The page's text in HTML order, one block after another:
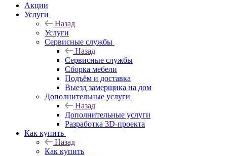
Акции
Услуги
Назад
Услуги
Сервисные службы
Назад
Сервисные службы
Сборка мебели
Подъём и доставка
Выезд замерщика на дом
Дополнительные услуги
Назад
Дополнительные услуги
Разработка 3D-проекта
Как купить
Назад
Как купить